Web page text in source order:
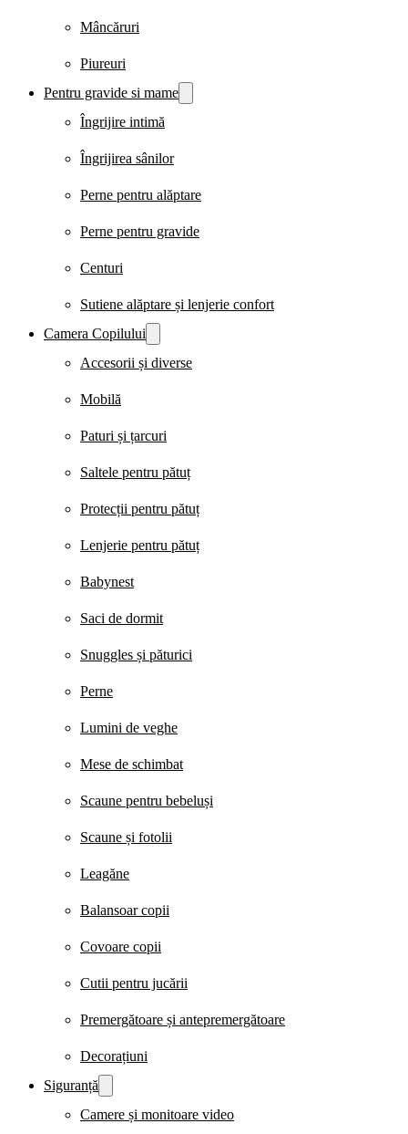
Mâncăruri
Piureuri
Pentru gravide si mame
Îngrijire intimă
Îngrijirea sânilor
Perne pentru alăptare
Perne pentru gravide
Centuri
Sutiene alăptare și lenjerie confort
Camera Copilului
Accesorii și diverse
Mobilă
Paturi și țarcuri
Saltele pentru pătuț
Protecții pentru pătuț
Lenjerie pentru pătuț
Babynest
Saci de dormit
Snuggles și păturici
Perne
Lumini de veghe
Mese de schimbat
Scaune pentru bebeluși
Scaune și fotolii
Leagăne
Balansoar copii
Covoare copii
Cutii pentru jucării
Premergătoare și antepremergătoare
Decorațiuni
Siguranță
Camere și monitoare video